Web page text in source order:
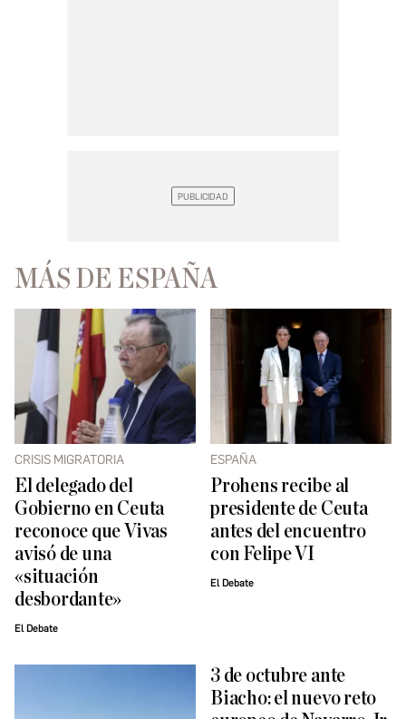
MÁS DE ESPAÑA
CRISIS MIGRATORIA
El delegado del
Gobierno en Ceuta
reconoce que Vivas
avisó de una
«situación
desbordante»
El Debate
ESPAÑA
Prohens recibe al
presidente de Ceuta
antes del encuentro
con Felipe VI
El Debate
3 de octubre ante
Biacho: el nuevo reto